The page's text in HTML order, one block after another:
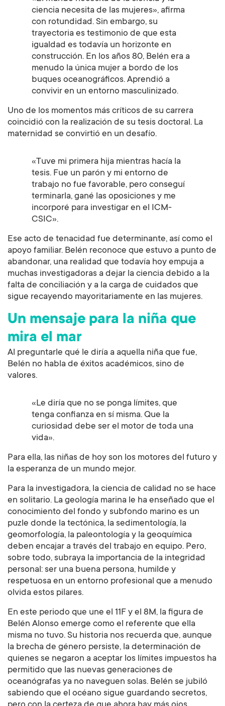
ciencia necesita de las mujeres», afirma
con rotundidad. Sin embargo, su
trayectoria es testimonio de que esta
igualdad es todavía un horizonte en
construcción. En los años 80, Belén era a
menudo la única mujer a bordo de los
buques oceanográficos. Aprendió a
convivir en un entorno masculinizado.
Uno de los momentos más críticos de su carrera
coincidió con la realización de su tesis doctoral. La
maternidad se convirtió en un desafío.
«Tuve mi primera hija mientras hacía la
tesis. Fue un parón y mi entorno de
trabajo no fue favorable, pero conseguí
terminarla, gané las oposiciones y me
incorporé para investigar en el ICM-
CSIC».
Ese acto de tenacidad fue determinante, así como el
apoyo familiar. Belén reconoce que estuvo a punto de
abandonar, una realidad que todavía hoy empuja a
muchas investigadoras a dejar la ciencia debido a la
falta de conciliación y a la carga de cuidados que
sigue recayendo mayoritariamente en las mujeres.
Un mensaje para la niña que
mira el mar
Al preguntarle qué le diría a aquella niña que fue,
Belén no habla de éxitos académicos, sino de
valores.
«Le diría que no se ponga límites, que
tenga confianza en sí misma. Que la
curiosidad debe ser el motor de toda una
vida».
Para ella, las niñas de hoy son los motores del futuro y
la esperanza de un mundo mejor.
Para la investigadora, la ciencia de calidad no se hace
en solitario. La geología marina le ha enseñado que el
conocimiento del fondo y subfondo marino es un
puzle donde la tectónica, la sedimentología, la
geomorfología, la paleontología y la geoquímica
deben encajar a través del trabajo en equipo. Pero,
sobre todo, subraya la importancia de la integridad
personal: ser una buena persona, humilde y
respetuosa en un entorno profesional que a menudo
olvida estos pilares.
En este periodo que une el 11F y el 8M, la figura de
Belén Alonso emerge como el referente que ella
misma no tuvo. Su historia nos recuerda que, aunque
la brecha de género persiste, la determinación de
quienes se negaron a aceptar los límites impuestos ha
permitido que las nuevas generaciones de
oceanógrafas ya no naveguen solas. Belén se jubiló
sabiendo que el océano sigue guardando secretos,